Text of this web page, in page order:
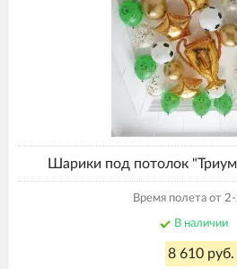
Шарики под потолок
Время полета от
В наличии
8 610 руб.